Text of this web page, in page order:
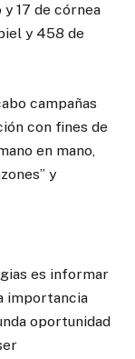
17 de córnea
y 458 de
campañas
con fines de
en mano,
y
es informar
importancia
oportunidad